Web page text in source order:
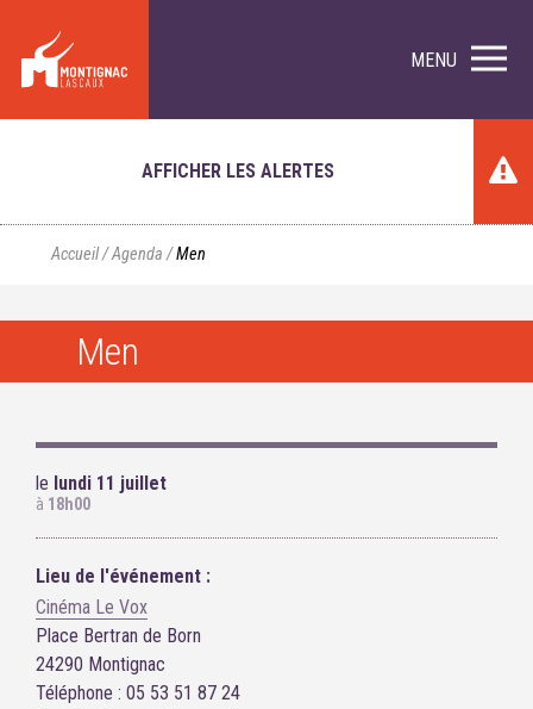
MENU
AFFICHER LES ALERTES
Accueil/Agenda /Men
Men
le lundi 11 juillet
à 18h00
Lieu de l'événement :
Cinéma Le Vox
Place Bertran de Born
24290 Montignac
Téléphone : 05 53 51 87 24